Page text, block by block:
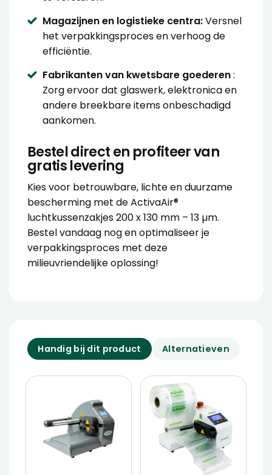
Magazijnen en logistieke centra:Versnel
het verpakkingsproces en verhoog de
efficiëntie.
Fabrikanten van kwetsbare goederen:
Zorg ervoor dat glaswerk, elektronica en
andere breekbare items onbeschadigd
aankomen.
Bestel direct en profiteer van
gratis levering
Kies voor betrouwbare, lichte en duurzame
bescherming met de ActivaAir®
luchtkussenzakjes 200 x 130 mm – 13 µm.
Bestel vandaag nog en optimaliseer je
verpakkingsproces met deze
milieuvriendelijke oplossing!
Handig bij dit product Alternatieven